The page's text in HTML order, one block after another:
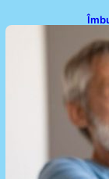
la